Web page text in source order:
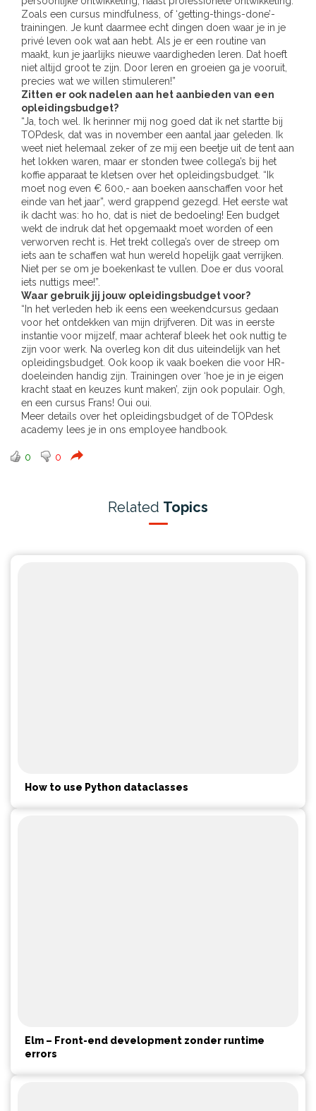
Zoals een cursus mindfulness, of ‘getting-things-done’-
trainingen. Je kunt daarmee echt dingen doen waar je in je
privé leven ook wat aan hebt. Als je er een routine van
maakt, kun je jaarlijks nieuwe vaardigheden leren. Dat hoeft
niet altijd groot te zijn. Door leren en groeien ga je vooruit,
precies wat we willen stimuleren!”
Zitten er ook nadelen aan het aanbieden van een
opleidingsbudget?
“Ja, toch wel. Ik herinner mij nog goed dat ik net startte bij
TOPdesk, dat was in november een aantal jaar geleden. Ik
weet niet helemaal zeker of ze mij een beetje uit de tent aan
het lokken waren, maar er stonden twee collega’s bij het
koffie apparaat te kletsen over het opleidingsbudget. “Ik
moet nog even € 600,- aan boeken aanschaffen voor het
einde van het jaar”, werd grappend gezegd. Het eerste wat
ik dacht was: ho ho, dat is niet de bedoeling! Een budget
wekt de indruk dat het opgemaakt moet worden of een
verworven recht is. Het trekt collega’s over de streep om
iets aan te schaffen wat hun wereld hopelijk gaat verrijken.
Niet per se om je boekenkast te vullen. Doe er dus vooral
iets nuttigs mee!”.
Waar gebruik jij jouw opleidingsbudget voor?
“In het verleden heb ik eens een weekendcursus gedaan
voor het ontdekken van mijn drijfveren. Dit was in eerste
instantie voor mijzelf, maar achteraf bleek het ook nuttig te
zijn voor werk. Na overleg kon dit dus uiteindelijk van het
opleidingsbudget. Ook koop ik vaak boeken die voor HR-
doeleinden handig zijn. Trainingen over ‘hoe je in je eigen
kracht staat en keuzes kunt maken’, zijn ook populair. Ogh,
en een cursus Frans! Oui oui.
Meer details over het opleidingsbudget of de TOPdesk
academy lees je in ons employee handbook.
0 0
Related Topics
How to use Python dataclasses
Elm – Front-end development zonder runtime
errors